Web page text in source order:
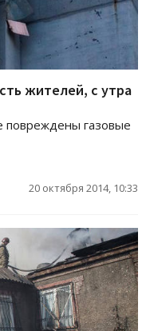
жителей, с утра
повреждены газовые
20 октября 2014, 10:33